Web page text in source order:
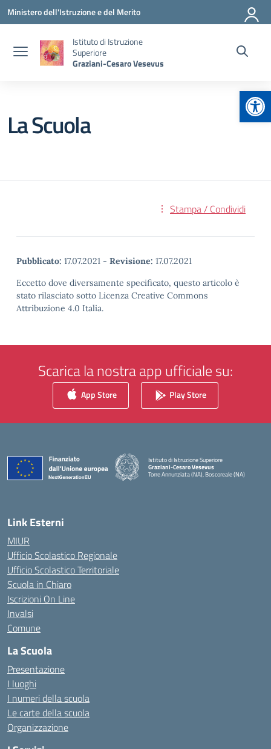
Vai ai contenuti
Vai al menu di navigazione
Vai al footer
Ministero dell'Istruzione e del Merito
Istituto di Istruzione
Superiore
Graziani-Cesaro Vesevus
La Scuola
Stampa / Condividi
Pubblicato: 17.07.2021 - Revisione: 17.07.2021
Eccetto dove diversamente specificato, questo articolo è
stato rilasciato sotto Licenza Creative Commons
Attribuzione 4.0 Italia.
Scarica la nostra app ufficiale su:
App Store Play Store
Istituto di Istruzione Superiore
Graziani-Cesaro Vesevus
Torre Annunziata (NA), Boscoreale (NA)
Link Esterni
MIUR
Ufficio Scolastico Regionale
Ufficio Scolastico Territoriale
Scuola in Chiaro
Iscrizioni On Line
Invalsi
Comune
La Scuola
Presentazione
I luoghi
I numeri della scuola
Le carte della scuola
Organizzazione